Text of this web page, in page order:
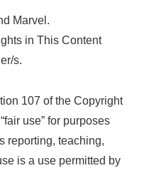
Marvel.
in This Content
s.
107 of the Copyright
use” for purposes
reporting, teaching,
is a use permitted by